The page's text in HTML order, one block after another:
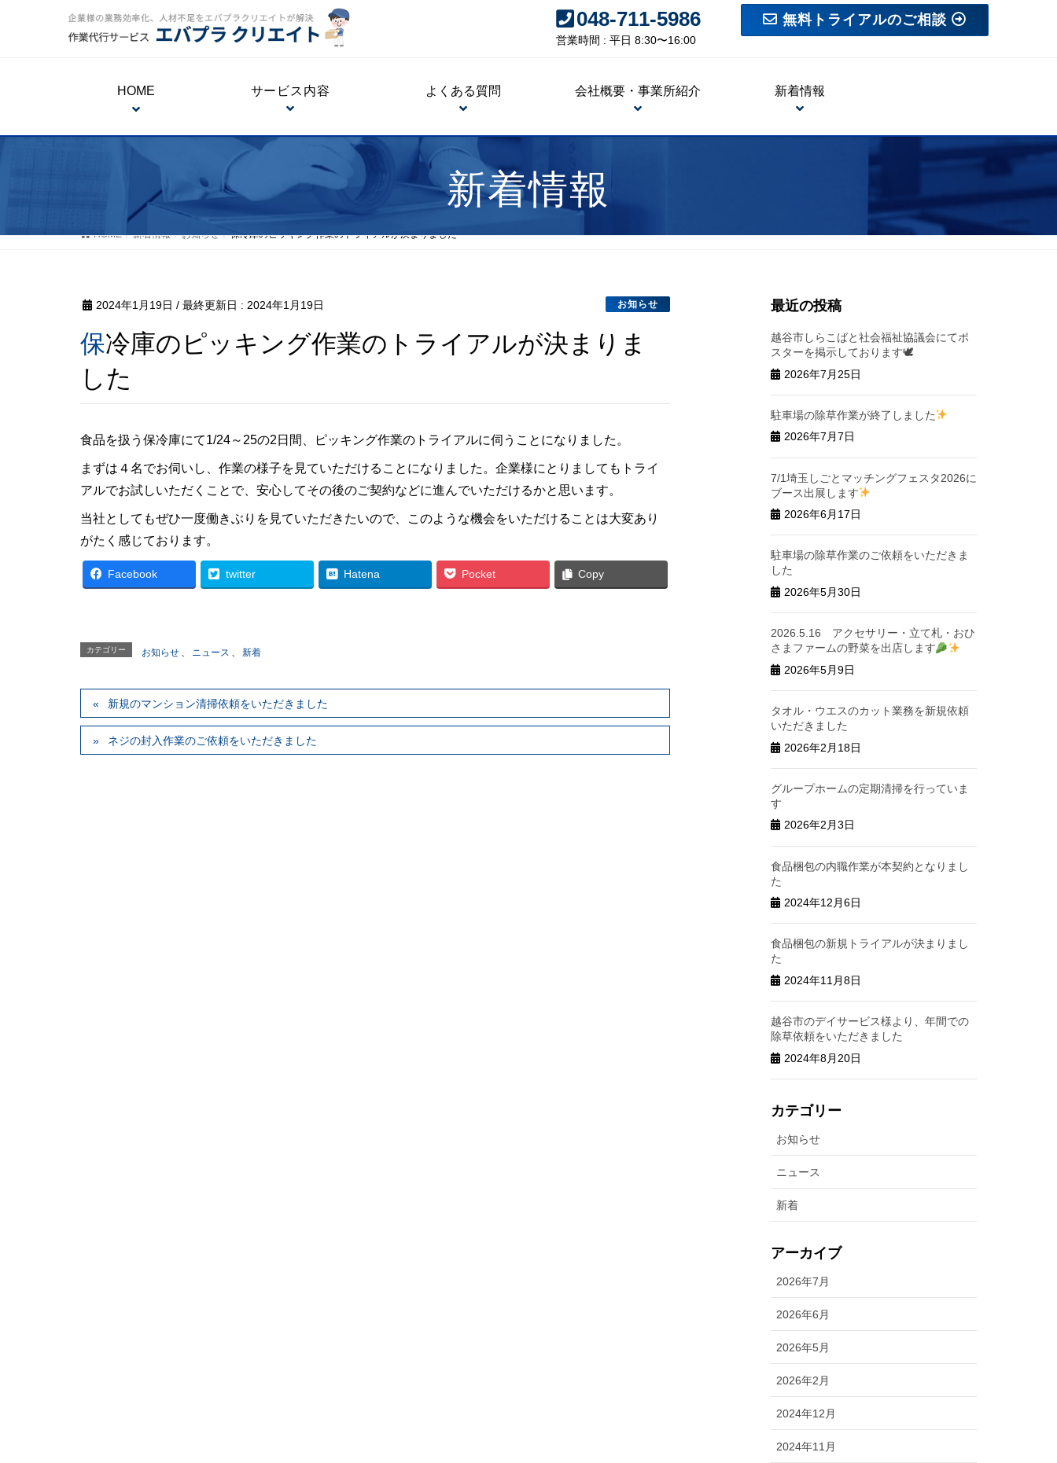
048-711-5986
営業時間 : 平日 8:30〜16:00
無料トライアルのご相談
HOME サービス内容 よくある質問 会社概要・事業所紹介 新着情報
新着情報
HOME 新着情報 お知らせ 保冷庫のピッキング作業のトライアルが決まりました
2024年1月19日 / 最終更新日 : 2024年1月19日 お知らせ
保冷庫のピッキング作業のトライアルが決まりま
した
食品を扱う保冷庫にて1/24～25の2日間、ピッキング作業のトライアルに伺うことになりました。
まずは４名でお伺いし、作業の様子を見ていただけることになりました。企業様にとりましてもトライ
アルでお試しいただくことで、安心してその後のご契約などに進んでいただけるかと思います。
当社としてもぜひ一度働きぶりを見ていただきたいので、このような機会をいただけることは大変あり
がたく感じております。
Facebook twitter Hatena Pocket Copy
カテゴリー お知らせ ニュース 新着
新規のマンション清掃依頼をいただきました
ネジの封入作業のご依頼をいただきました
最近の投稿
越谷市しらこばと社会福祉協議会にてポ
スターを掲示しております🕊
2026年7月25日
駐車場の除草作業が終了しました
2026年7月7日
7/1埼玉しごとマッチングフェスタ2026に
ブース出展します
2026年6月17日
駐車場の除草作業のご依頼をいただきま
した
2026年5月30日
2026.5.16 アクセサリー・立て札・おひ
さまファームの野菜を出店します
2026年5月9日
タオル・ウエスのカット業務を新規依頼
いただきました
2026年2月18日
グループホームの定期清掃を行っていま
す
2026年2月3日
食品梱包の内職作業が本契約となりまし
た
2024年12月6日
食品梱包の新規トライアルが決まりまし
た
2024年11月8日
越谷市のデイサービス様より、年間での
除草依頼をいただきました
2024年8月20日
カテゴリー
お知らせ
ニュース
新着
アーカイブ
2026年7月
2026年6月
2026年5月
2026年2月
2024年12月
2024年11月